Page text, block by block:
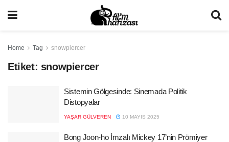
Home Tag snowpiercer
Etiket: snowpiercer
Sistemin Gölgesinde: Sinemada Politik
Distopyalar
YAŞAR GÜLVEREN 10 MAYIS 2025
Bong Joon-ho İmzalı Mickey 17’nin Prömiyer